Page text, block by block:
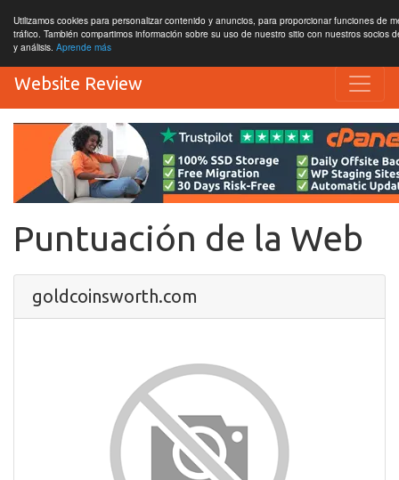
Utilizamos cookies para personalizar contenido y anuncios, para proporcionar funciones de
tráfico. También compartimos información sobre su uso de nuestro sitio con nuestros socios
y análisis. Aprende más
Website Review
Puntuación de la Web
goldcoinsworth.com